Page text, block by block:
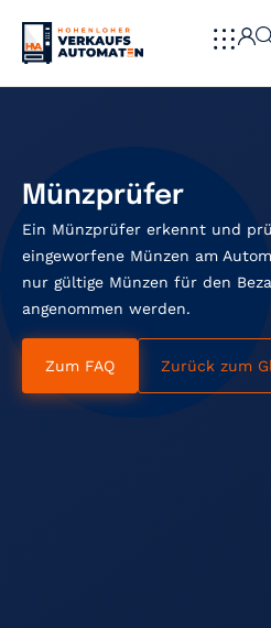
Münzprüfer
Ein Münzprüfer erkennt und
eingeworfene Münzen am
nur gültige Münzen für den
angenommen werden.
Zum FAQ Zurück zum